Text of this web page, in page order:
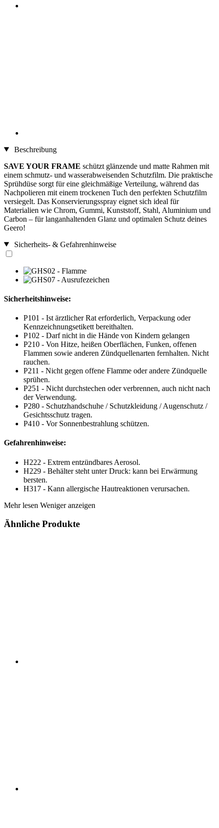
Beschreibung
SAVE YOUR FRAME schützt glänzende und matte Rahmen mit
einem schmutz- und wasserabweisenden Schutzfilm. Die praktische
Sprühdüse sorgt für eine gleichmäßige Verteilung, während das
Nachpolieren mit einem trockenen Tuch den perfekten Schutzfilm
versiegelt. Das Konservierungsspray eignet sich ideal für
Materialien wie Chrom, Gummi, Kunststoff, Stahl, Aluminium und
Carbon – für langanhaltenden Glanz und optimalen Schutz deines
Geero!
Sicherheits- & Gefahrenhinweise
Sicherheitshinweise:
P101 - Ist ärztlicher Rat erforderlich, Verpackung oder
Kennzeichnungsetikett bereithalten.
P102 - Darf nicht in die Hände von Kindern gelangen
P210 - Von Hitze, heißen Oberflächen, Funken, offenen
Flammen sowie anderen Zündquellenarten fernhalten. Nicht
rauchen.
P211 - Nicht gegen offene Flamme oder andere Zündquelle
sprühen.
P251 - Nicht durchstechen oder verbrennen, auch nicht nach
der Verwendung.
P280 - Schutzhandschuhe / Schutzkleidung / Augenschutz /
Gesichtsschutz tragen.
P410 - Vor Sonnenbestrahlung schützen.
Gefahrenhinweise:
H222 - Extrem entzündbares Aerosol.
H229 - Behälter steht unter Druck: kann bei Erwärmung
bersten.
H317 - Kann allergische Hautreaktionen verursachen.
Mehr lesen Weniger anzeigen
Ähnliche Produkte